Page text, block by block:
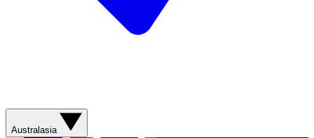
Australasia